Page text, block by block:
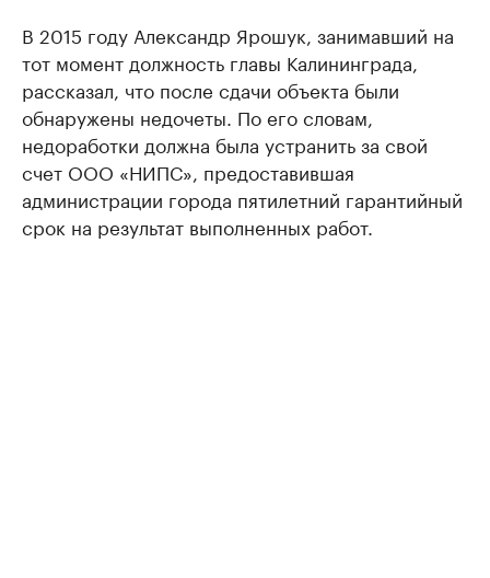
В 2015 году Александр Ярошук, занимавший на
тот момент должность главы Калининграда,
рассказал, что после сдачи объекта были
обнаружены недочеты. По его словам,
недоработки должна была устранить за свой
счет ООО «НИПС», предоставившая
администрации города пятилетний гарантийный
срок на результат выполненных работ.